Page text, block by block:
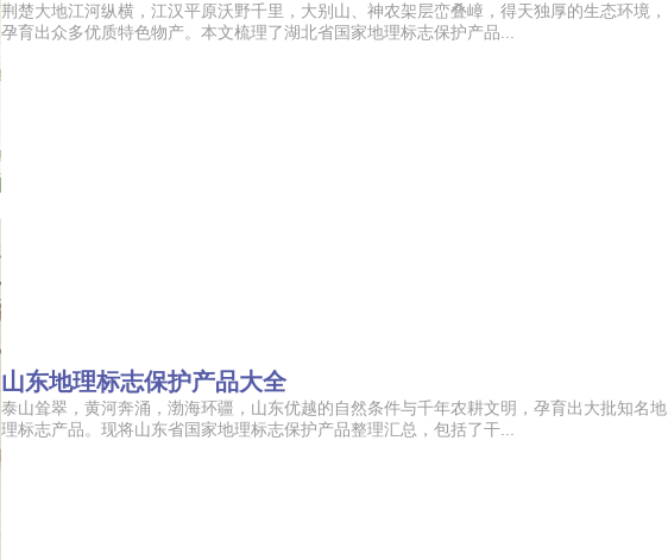
荆楚大地江河纵横，江汉平原沃野千里，大别山、神农架层峦叠嶂，得天独厚的生态环境，
孕育出众多优质特色物产。本文梳理了湖北省国家地理标志保护产品...
山东地理标志保护产品大全
泰山耸翠，黄河奔涌，渤海环疆，山东优越的自然条件与千年农耕文明，孕育出大批知名地
理标志产品。现将山东省国家地理标志保护产品整理汇总，包括了干...